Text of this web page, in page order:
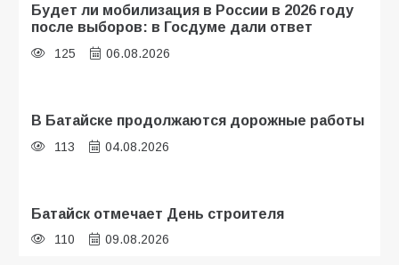
Будет ли мобилизация в России в 2026 году
после выборов: в Госдуме дали ответ
125 06.08.2026
В Батайске продолжаются дорожные работы
113 04.08.2026
Батайск отмечает День строителя
110 09.08.2026